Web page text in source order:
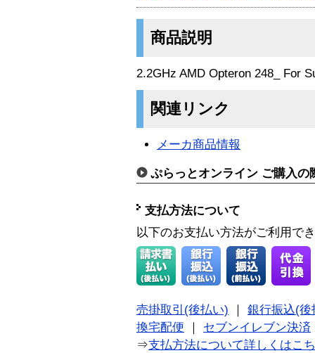
商品説明
2.2GHz AMD Opteron 248_ For
関連リンク
メーカ商品情報
ぷらっとオンライン ご購入の
支払方法について
以下のお支払い方法がご利用で
売掛取引(後払い)
銀行振込(後
換宅配便
セブンイレブン決済
⇒支払方法について詳しくはこ